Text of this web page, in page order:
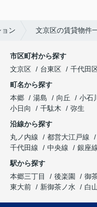
ン 文京区の賃貸物件
市区町村から探す
文京区
台東区
千代田
町名から探す
本郷
湯島 向丘 小石
小日向
千駄木
弥生
沿線から探す
丸ノ内線
都営大江戸線
千代田線
中央線 銀座
駅から探す
本郷三丁目
後楽園 御
東大前
新御茶ノ水 白